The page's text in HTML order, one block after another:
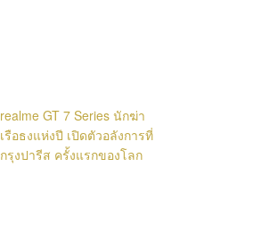
realme GT 7 Series นักฆ่า
เรือธงแห่งปี เปิดตัวอลังการที่
กรุงปารีส ครั้งแรกของโลก